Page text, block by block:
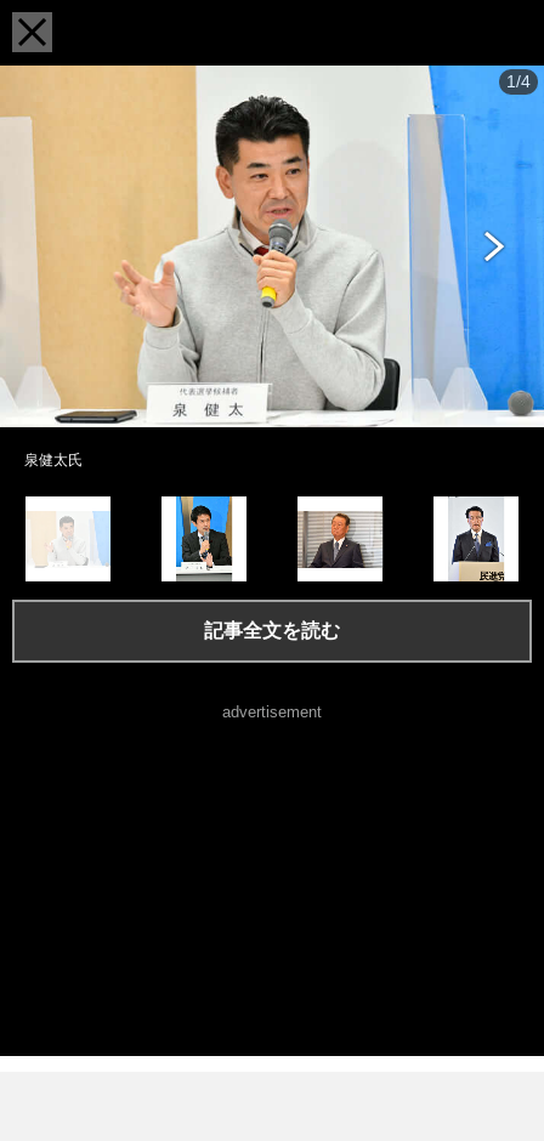
1/4
泉健太氏
記事全文を読む
advertisement